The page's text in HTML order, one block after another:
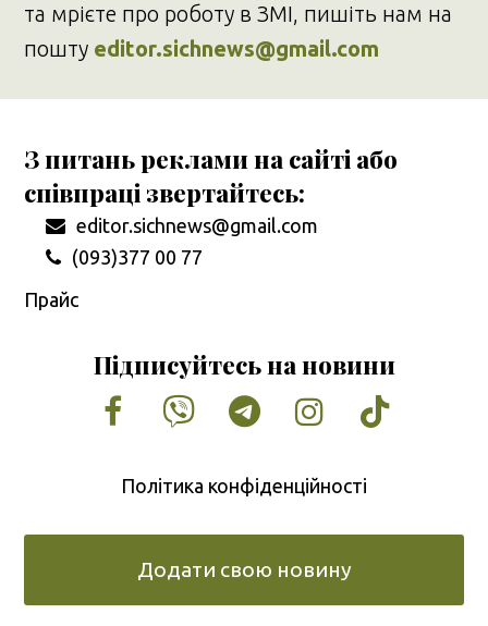
та мрієте про роботу в ЗМІ, пишіть нам на
пошту editor.sichnews@gmail.com
З питань реклами на сайті або
співпраці звертайтесь:
editor.sichnews@gmail.com
(093)377 00 77
Прайс
Підписуйтесь на новини
Facebook
VimeoTumblrInstagram
Tiktok
Політика конфіденційності
Додати свою новину